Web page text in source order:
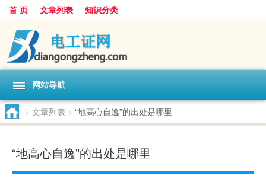
首 页 文章列表 知识分类
网站导航
> 文章列表 > “地高心自逸”的出处是哪里
“地高心自逸”的出处是哪里